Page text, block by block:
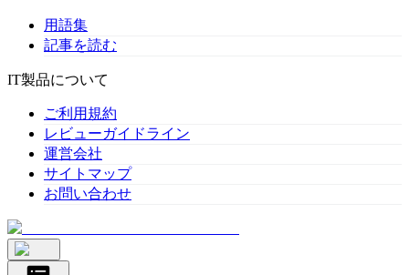
用語集
記事を読む
IT製品について
ご利用規約
レビューガイドライン
運営会社
サイトマップ
お問い合わせ